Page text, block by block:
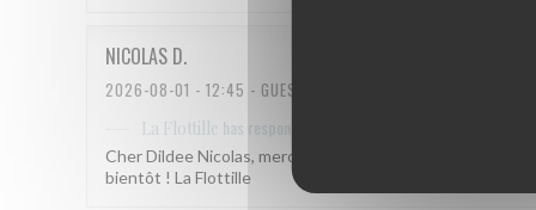
NICOLAS D
2026-08-01 - 12:45 - GUESTS 2
La Flottille has responded to the review
Cher Dildee Nicolas, merci pour ce retour qui nous fait
bientôt ! La Flottille